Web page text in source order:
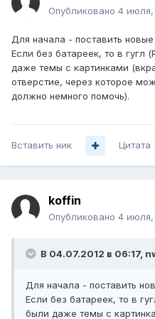
Опубликовано 4 июля,
Для начала - поставить
Если без батареек, то в гугл
даже темы с картинками
отверстие, через которое
должно немного помочь).
Вставить ник Цитата
koffin
Опубликовано 4 июля,
В 04.07.2012 в 06:17,
Для начала - поставить
Если без батареек, то в
были даже темы с